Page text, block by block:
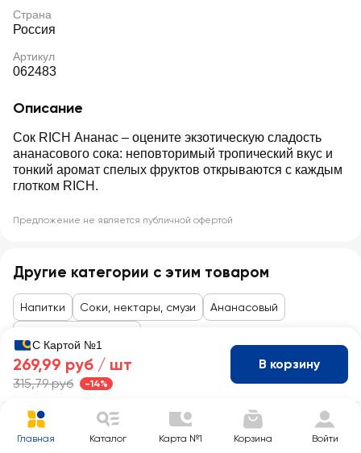
Страна
Россия
Артикул
062483
Описание
Сок RICH Ананас ‒ оцените экзотическую сладость
ананасового сока: неповторимый тропический вкус и
тонкий аромат спелых фруктов открываются с каждым
глотком RICH.
Предложение не является публичной офертой
Другие категории с этим товаром
Напитки Соки, нектары, смузи Ананасовый
С Картой №1
269,99 руб / шт
315,79 руб -14%
В корзину
Главная Каталог Карта №1 Корзина Войти